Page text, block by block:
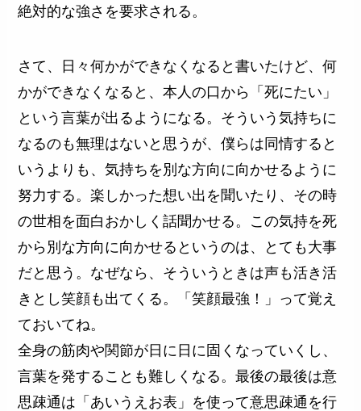
絶対的な強さを要求される。
さて、日々何かができなくなると書いたけど、何
かができなくなると、本人の口から「死にたい」
という言葉が出るようになる。そういう気持ちに
なるのも無理はないと思うが、僕らは同情すると
いうよりも、気持ちを別な方向に向かせるように
努力する。楽しかった想い出を聞いたり、その時
の世相を面白おかしく話聞かせる。この気持を死
から別な方向に向かせるというのは、とても大事
だと思う。なぜなら、そういうときは声も活き活
きとし笑顔も出てくる。「笑顔最強！」って覚え
ておいてね。
全身の筋肉や関節が日に日に固くなっていくし、
言葉を発することも難しくなる。最後の最後は意
思疎通は「あいうえお表」を使って意思疎通を行